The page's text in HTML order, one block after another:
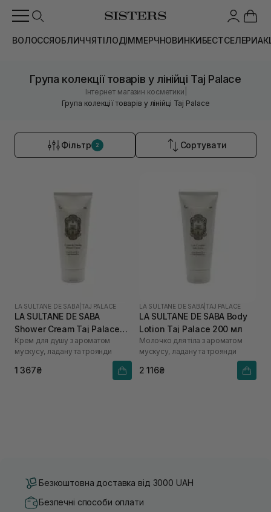
ВОЛОССЯОБЛИЧЧЯТІЛОДІММЕРЧНОВИНКИБЕСТСЕЛЕРИ
Група колекції товарів у лінійці Taj Palace
Інтернет магазин косметики
Група колекції товарів у лінійці Taj Palace
Фільтр 2 Сортувати
LA SULTANE DE SABA TAJ PALACE
LA SULTANE DE SABA
Shower Cream Taj Palace
200 мл
Крем для душу з ароматом
мускусу, ладану та троянди
1 367₴
LA SULTANE DE SABA TAJ PALACE
LA SULTANE DE SABA Body
Lotion Taj Palace 200 мл
Молочко для тіла з ароматом
мускусу, ладану та троянди
2 116₴
Безкоштовна доставка від 3000 UAH
Безпечні способи оплати